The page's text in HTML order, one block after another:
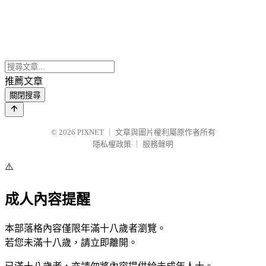
推薦文章
關閉搜尋
© 2026 PIXNET
文章與圖片權利屬原作者所有
隱私權政策
服務聲明
⚠️
成人內容提醒
本部落格內容僅限年滿十八歲者瀏覽。
若您未滿十八歲，請立即離開。